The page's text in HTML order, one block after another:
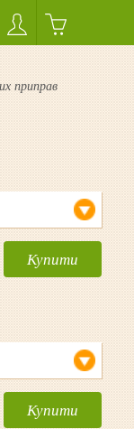
приправ
Купити
Купити